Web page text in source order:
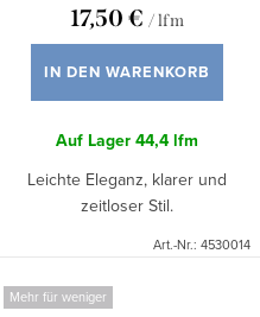
17,50 € / lfm
IN DEN WARENKORB
Auf Lager44,4 lfm
Leichte Eleganz, klarer und
zeitloser Stil.
Art.-Nr.: 4530014
Mehr für weniger